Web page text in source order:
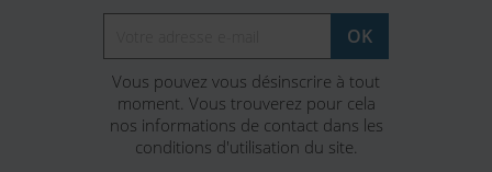
Vous pouvez vous désinscrire à tout
moment. Vous trouverez pour cela
nos informations de contact dans les
conditions d'utilisation du site.